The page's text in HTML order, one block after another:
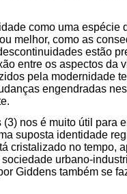
como uma espécie
melhor, como as
estão
entre os aspectos da
pela modernidade
engendradas
nos é muito útil para
suposta identidade
cristalizado no tempo,
urbano-
Giddens também se